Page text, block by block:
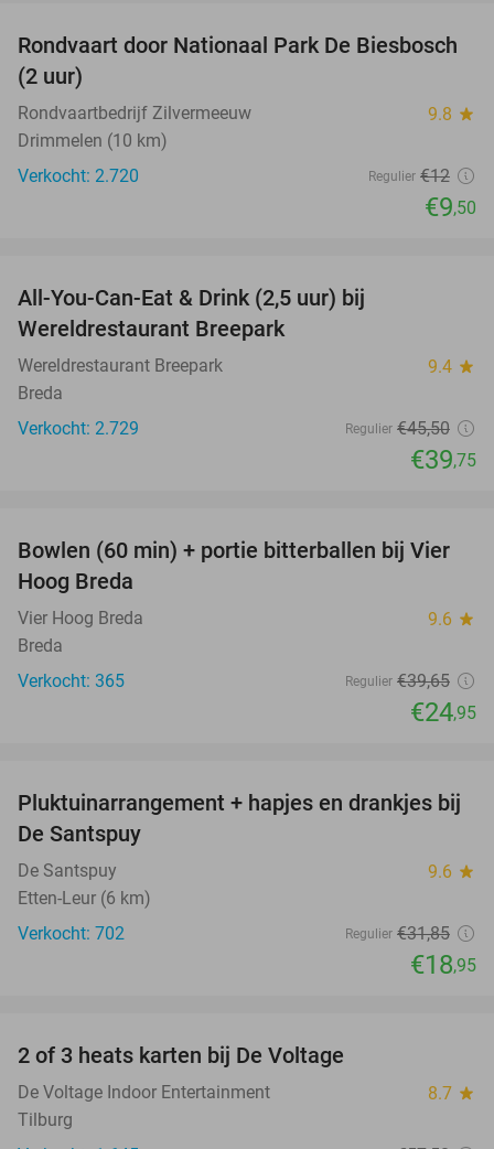
21%
Rondvaart door Nationaal Park De Biesbosch
(2 uur)
Rondvaartbedrijf Zilvermeeuw 9.8 star
Drimmelen (10 km)
Verkocht: 2.720
Regulier €12
€9,50
All-You-Can-Eat & Drink (2,5 uur) bij
Wereldrestaurant Breepark
Wereldrestaurant Breepark 9.4 star
Breda
Verkocht: 2.729
Regulier €45,50
€39,75
37%
Bowlen (60 min) + portie bitterballen bij Vier
Hoog Breda
Vier Hoog Breda 9.6 star
Breda
Verkocht: 365
Regulier €39,65
€24,95
41%
Pluktuinarrangement + hapjes en drankjes bij
De Santspuy
De Santspuy 9.6 star
Etten-Leur (6 km)
Verkocht: 702
Regulier €31,85
€18,95
2 of 3 heats karten bij De Voltage
De Voltage Indoor Entertainment 8.7 star
Tilburg